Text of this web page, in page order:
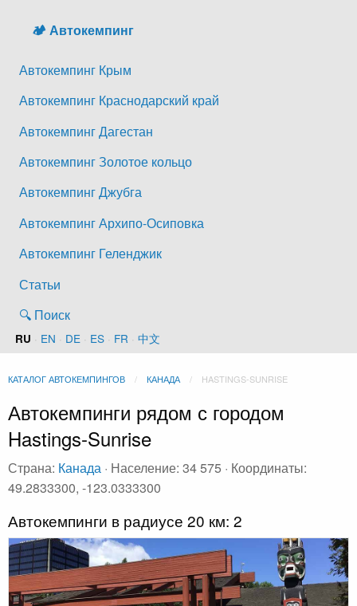
🏕️ Автокемпинг
Автокемпинг Крым
Автокемпинг Краснодарский край
Автокемпинг Дагестан
Автокемпинг Золотое кольцо
Автокемпинг Джубга
Автокемпинг Архипо-Осиповка
Автокемпинг Геленджик
Статьи
🔍 Поиск
RU · EN · DE · ES · FR · 中文
КАТАЛОГ АВТОКЕМПИНГОВ КАНАДА HASTINGS-SUNRISE
Автокемпинги рядом с городом
Hastings-Sunrise
Страна: Канада · Население: 34 575 · Координаты:
49.2833300, -123.0333300
Автокемпинги в радиусе 20 км: 2